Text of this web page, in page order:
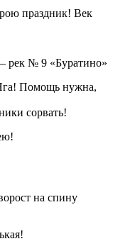
праздник! Век
рек № 9 «Буратино»
Помощь нужна,
сорвать!
на спину